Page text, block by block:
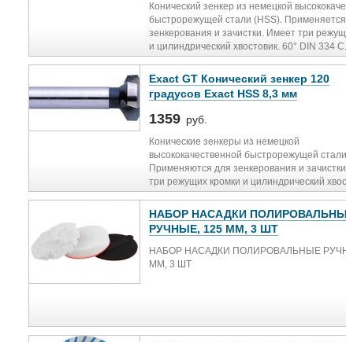
Конический зенкер из немецкой
быстрорежущей стали (HSS).
зенкерования и зачистки. Имеет три
и цилиндрический хвостовик. 60° DIN 334 C.
Exact GT Конический зенкер 120
градусов Exact HSS 8,3 мм
1359 руб.
Конические зенкеры из немецкой
высококачественной быстрорежущей
Применяются для зенкерования и
три режущих кромки и цилиндрический
120° форма C.
НАБОР НАСАДКИ
РУЧНЫЕ, 125 ММ, 3 ШТ
НАБОР НАСАДКИ ПОЛИРОВАЛЬНЫЕ
ММ, 3 ШТ